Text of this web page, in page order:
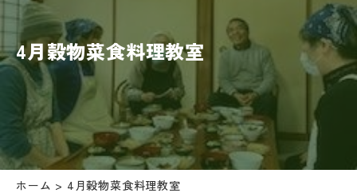
4月穀物菜食料理教室
ホーム > 4月穀物菜食料理教室